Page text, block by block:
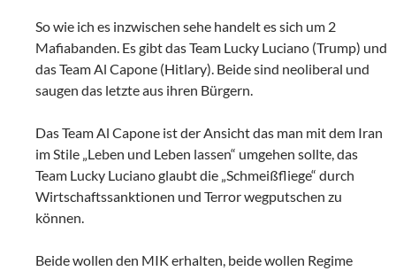
So wie ich es inzwischen sehe handelt es sich um 2
Mafiabanden. Es gibt das Team Lucky Luciano (Trump) und
das Team Al Capone (Hitlary). Beide sind neoliberal und
saugen das letzte aus ihren Bürgern.
Das Team Al Capone ist der Ansicht das man mit dem Iran
im Stile „Leben und Leben lassen“ umgehen sollte, das
Team Lucky Luciano glaubt die „Schmeißfliege“ durch
Wirtschaftssanktionen und Terror wegputschen zu
können.
Beide wollen den MIK erhalten, beide wollen Regime